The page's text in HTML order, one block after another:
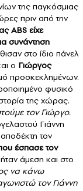
της παγκόσμιας
πριν από την
ABS είχε
συνάντηση
στο ίδιο πάνελ
ο Γιώργος
προσκεκλημένων.
φυσικό
της χώρας.
τον Γιώργο.
Γιάννη
τον
έσπασε τον
άμεση και στο
να κάνω
τον Γιάννη